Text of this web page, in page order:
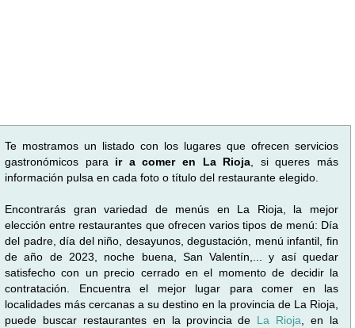
Te mostramos un listado con los lugares que ofrecen servicios
gastronómicos para ir a comer en La Rioja , si queres más
información pulsa en cada foto o título del restaurante elegido.
Encontrarás gran variedad de menús en La Rioja, la mejor
elección entre restaurantes que ofrecen varios tipos de menú: Día
del padre, día del niño, desayunos, degustación, menú infantil, fin
de año de 2023, noche buena, San Valentín,... y así quedar
satisfecho con un precio cerrado en el momento de decidir la
contratación. Encuentra el mejor lugar para comer en las
localidades más cercanas a su destino en la provincia de La Rioja,
puede buscar restaurantes en la provincia de La Rioja , en la